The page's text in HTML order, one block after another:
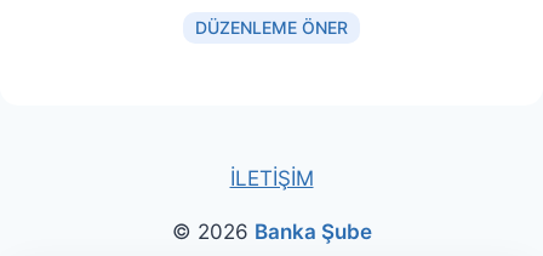
DÜZENLEME ÖNER
İLETİŞİM
© 2026 Banka Şube